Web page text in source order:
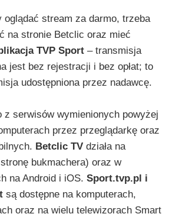
stream za darmo, trzeba
na stronie Betclic oraz mieć
TVP Sport– transmisja
jest bez rejestracji i bez opłat; to
udostępniona przez nadawcę.
z serwisów wymienionych powyżej
przez przeglądarkę oraz
Betclic TVdziała na
bukmachera) oraz w
na Android i iOS. Sport.tvp.pl i
są dostępne na komputerach,
oraz na wielu telewizorach Smart